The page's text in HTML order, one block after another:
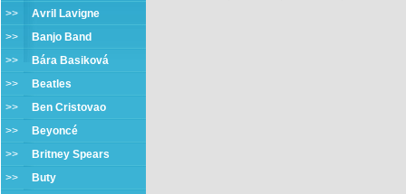
>> Avril Lavigne
>>
Banjo Band
>>
Bára Basiková
>>
Beatles
>>
Ben Cristovao
>>
Beyoncé
>>
Britney Spears
>>
Buty